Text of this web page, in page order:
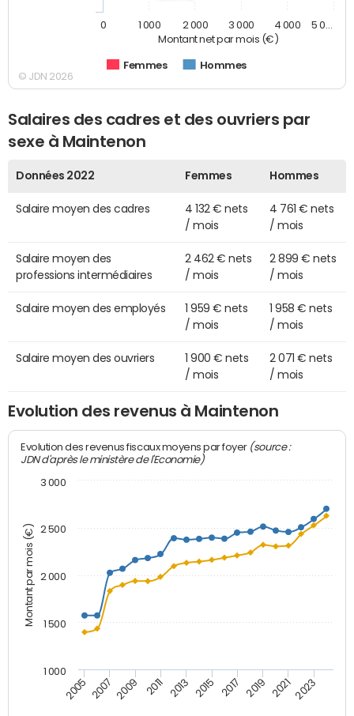
Montant net par mois (€)
Femmes Hommes
0 1 000 2 000 3 000 4 000 5 0…
© JDN 2026
Salaires des cadres et des ouvriers par
sexe à Maintenon
Données 2022 Femmes Hommes
Salaire moyen des cadres
4 132 € nets
/ mois
4 761 € nets
/ mois
Salaire moyen des
professions intermédiaires
2 462 € nets
/ mois
2 899 € nets
/ mois
Salaire moyen des employés
1 959 € nets
/ mois
1 958 € nets
/ mois
Salaire moyen des ouvriers
1 900 € nets
/ mois
2 071 € nets
/ mois
Evolution des revenus à Maintenon
Montant par mois (€)
Evolution des revenus fiscaux moyens par foyer (source :
JDN d'après le ministère de l'Economie)
2005 2007 2009 2011 2013 2015 2017 2019 2021 2023
1 000
1 500
2 000
2 500
3 000